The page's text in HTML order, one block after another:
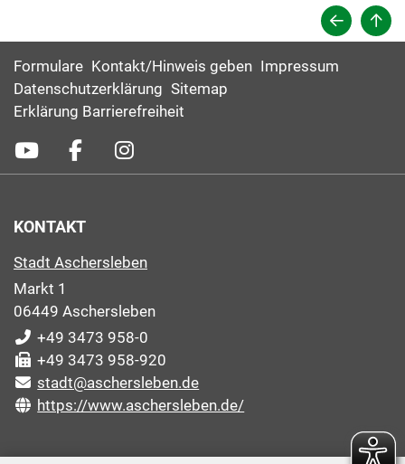
Formulare Kontakt/Hinweis geben Impressum
Datenschutzerklärung Sitemap
Erklärung Barrierefreiheit
KONTAKT
Stadt Aschersleben
Markt 1
06449 Aschersleben
+49 3473 958-0
+49 3473 958-920
stadt@aschersleben.de
https://www.aschersleben.de/